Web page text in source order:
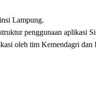
Lampung.
penggunaan aplikasi
oleh tim Kemendagri